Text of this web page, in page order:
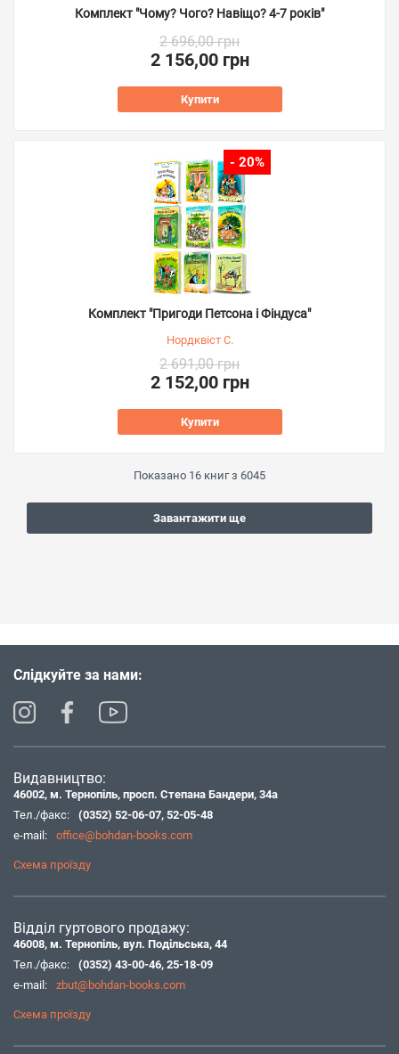
Комплект "Чому? Чого? Навіщо? 4-7 років"
2 696,00 грн
2 156,00 грн
Купити
- 20%
Комплект "Пригоди Петсона і Фіндуса"
Нордквіст С.
2 691,00 грн
2 152,00 грн
Купити
Показано 16 книг з 6045
Завантажити ще
Слідкуйте за нами:
Видавництво:
46002, м. Тернопіль, просп. Степана Бандери, 34а
Тел./факс:
(0352) 52-06-07, 52-05-48
e-mail:
office@bohdan-books.com
Схема проїзду
Відділ гуртового продажу:
46008, м. Тернопіль, вул. Подільська, 44
Тел./факс:
(0352) 43-00-46, 25-18-09
e-mail:
zbut@bohdan-books.com
Схема проїзду